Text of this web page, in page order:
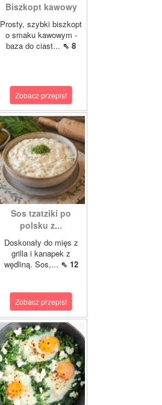
Biszkopt kawowy
Prosty, szybki biszkopt
o smaku kawowym -
baza do ciast... ⇖ 8
Zobacz przepis!
Sos tzatziki po
polsku z...
Doskonały do mięs z
grilla i kanapek z
wędliną. Sos,... ⇖ 12
Zobacz przepis!